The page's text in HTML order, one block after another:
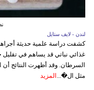
لندن - لايف ستايل
كشفت دراسة علمية حديثة أجراها
غذائي نباتي قد يساهم في
السرطان. وقد أظهرت النتائج أن
مثل ال�...
المزيد